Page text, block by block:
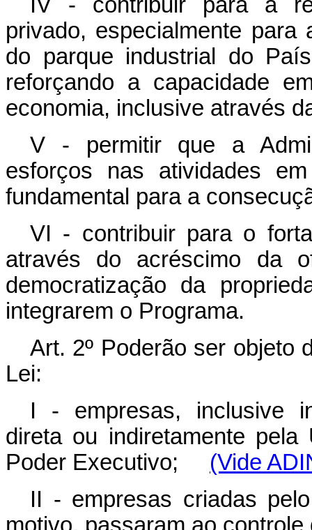
privado, especialmente
do parque industrial do
reforçando a capacidade
economia, inclusive através
V - permitir que a
esforços nas atividades
fundamental para a
VI - contribuir para o
através do acréscimo da
democratização da
integrarem o Programa.
Art. 2º Poderão ser objeto
Lei:
I - empresas, inclusive
direta ou indiretamente
Poder Executivo; (Vide
II - empresas criadas